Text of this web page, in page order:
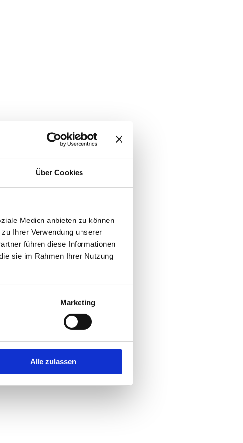
Über Cookies
Medien anbieten zu können
Ihrer Verwendung unserer
führen diese Informationen
sie im Rahmen Ihrer Nutzung
Marketing
Alle zulassen
browser consolefor more information).